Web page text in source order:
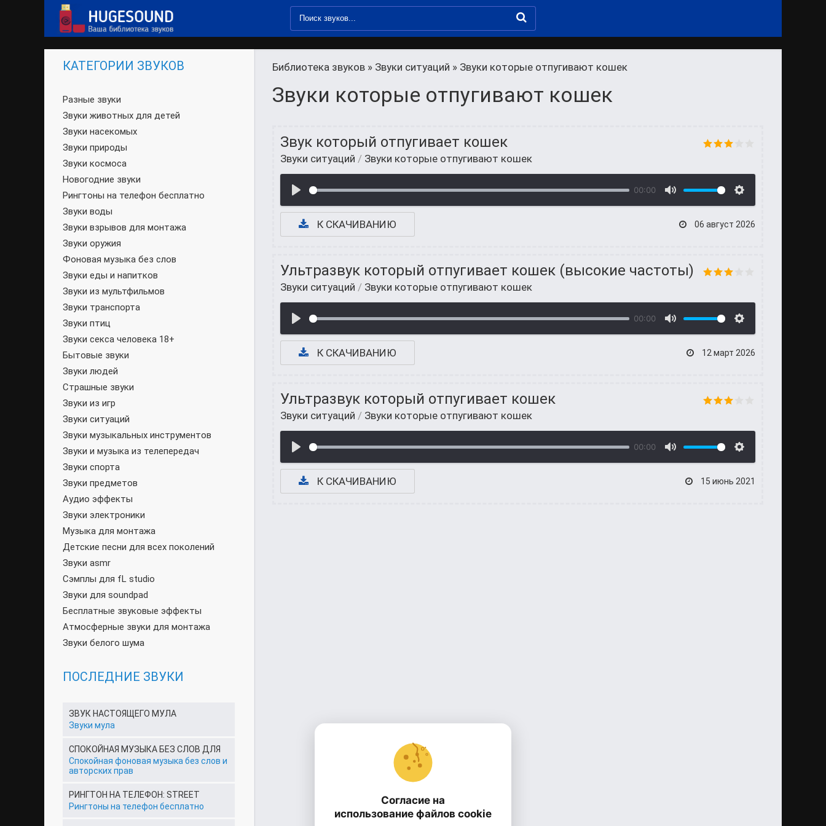
Библиотека звуков » Звуки ситуаций » Звуки которые отпугивают кошек
Звуки которые отпугивают кошек
Звук который отпугивает кошек
Звуки ситуаций / Звуки которые отпугивают кошек
00:00
К СКАЧИВАНИЮ 06 август 2026
Ультразвук который отпугивает кошек (высокие частоты)
Звуки ситуаций / Звуки которые отпугивают кошек
00:00
К СКАЧИВАНИЮ 12 март 2026
Ультразвук который отпугивает кошек
Звуки ситуаций / Звуки которые отпугивают кошек
00:00
К СКАЧИВАНИЮ 15 июнь 2021
КАТЕГОРИИ ЗВУКОВ
Разные звуки
Звуки животных для детей
Звуки насекомых
Звуки природы
Звуки космоса
Новогодние звуки
Рингтоны на телефон бесплатно
Звуки воды
Звуки взрывов для монтажа
Звуки оружия
Фоновая музыка без слов
Звуки еды и напитков
Звуки из мультфильмов
Звуки транспорта
Звуки птиц
Звуки секса человека 18+
Бытовые звуки
Звуки людей
Страшные звуки
Звуки из игр
Звуки ситуаций
Звуки музыкальных инструментов
Звуки и музыка из телепередач
Звуки спорта
Звуки предметов
Аудио эффекты
Звуки электроники
Музыка для монтажа
Детские песни для всех поколений
Звуки asmr
Сэмплы для fL studio
Звуки для soundpad
Бесплатные звуковые эффекты
Атмосферные звуки для монтажа
Звуки белого шума
ПОСЛЕДНИЕ ЗВУКИ
ЗВУК НАСТОЯЩЕГО МУЛА
Звуки мула
СПОКОЙНАЯ МУЗЫКА БЕЗ СЛОВ ДЛЯ
Спокойная фоновая музыка без слов и
авторских прав
РИНГТОН НА ТЕЛЕФОН: STREET
Рингтоны на телефон бесплатно
Согласие на
использование файлов cookie